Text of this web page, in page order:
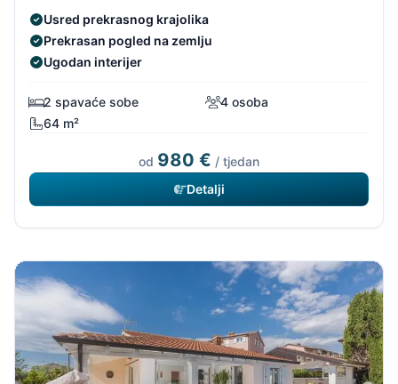
Usred prekrasnog krajolika
Prekrasan pogled na zemlju
Ugodan interijer
2 spavaće sobe
4 osoba
64 m²
od 980 € / tjedan
Detalji